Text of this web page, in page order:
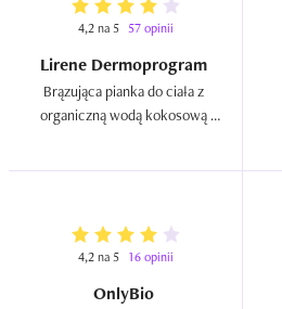
4,2 na 5 57 opinii
Lirene Dermoprogram
Brązująca pianka do ciała z
organiczną wodą kokosową
4,2 na 5 16 opinii
OnlyBio